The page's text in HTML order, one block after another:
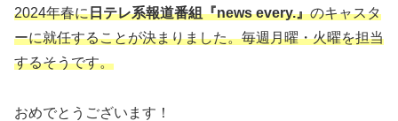
2024年春に日テレ系報道番組『news every.』のキャスタ
ーに就任することが決まりました。毎週月曜・火曜を担当
するそうです。
おめでとうございます！